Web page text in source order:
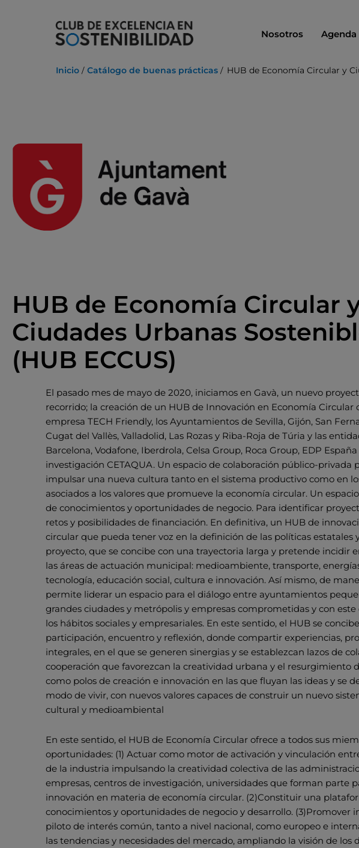
Nosotros Agenda
Inicio Catálogo de buenas prácticas HUB de Economía Circular y
HUB de Economía Circular
Ciudades Urbanas
(HUB ECCUS)
El pasado mes de mayo de 2020, iniciamos en Gavà, un nuevo
recorrido; la creación de un HUB de Innovación en Economía
empresa TECH Friendly, los Ayuntamientos de Sevilla, Gijón, San
Cugat del Vallès, Valladolid, Las Rozas y Riba-Roja de Túria y las
Barcelona, Vodafone, Iberdrola, Celsa Group, Roca Group, EDP
investigación CETAQUA. Un espacio de colaboración público-privada
impulsar una nueva cultura tanto en el sistema productivo como en
asociados a los valores que promueve la economía circular. Un
de conocimientos y oportunidades de negocio. Para identificar
retos y posibilidades de financiación. En definitiva, un HUB de
circular que pueda tener voz en la definición de las políticas estatales
proyecto, que se concibe con una trayectoria larga y pretende incidir
las áreas de actuación municipal: medioambiente, transporte,
tecnología, educación social, cultura e innovación. Así mismo, de
permite liderar un espacio para el diálogo entre ayuntamientos
grandes ciudades y metrópolis y empresas comprometidas y con
los hábitos sociales y empresariales. En este sentido, el HUB se
participación, encuentro y reflexión, donde compartir experiencias,
integrales, en el que se generen sinergias y se establezcan lazos de
cooperación que favorezcan la creatividad urbana y el resurgimiento
como polos de creación e innovación en las que fluyan las ideas y se
modo de vivir, con nuevos valores capaces de construir un nuevo
cultural y medioambiental
En este sentido, el HUB de Economía Circular ofrece a todos sus
oportunidades: (1) Actuar como motor de activación y vinculación
de la industria impulsando la creatividad colectiva de las
empresas, centros de investigación, universidades que forman parte
innovación en materia de economía circular. (2)Constituir una
conocimientos y oportunidades de negocio y desarrollo. (3)Promover
piloto de interés común, tanto a nivel nacional, como europeo e
las tendencias y necesidades del mercado, ampliando la visión de los